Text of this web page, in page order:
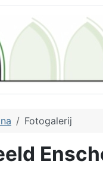
Fotogalerij